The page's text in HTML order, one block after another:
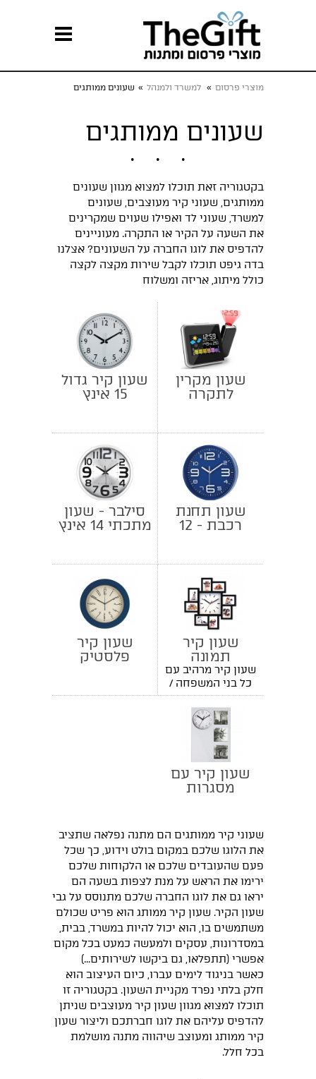
מוצרי פרסום » למשרד ולמנהל » שעונים ממותגים
שעונים ממותגים
בקטגוריה זאת תוכלו למצוא מגוון שעונים
ממותגים, שעוני קיר מעוצבים, שעונים
למשרד, שעוני לד ואפילו שעוים שמקרינים
את השעה על הקיר או התקרה. מעוניינים
להדפיס את לוגו החברה על השעונים? אצלנו
בדה גיפט תוכלו לקבל שירות מקצה לקצה
כולל מיתוג, אריזה ומשלוח
שעון מקרין
לתקרה
שעון קיר גדול
15 אינץ
שעון תחנת
רכבת - 12
סילבר - שעון
מתכתי 14 אינץ
שעון קיר
תמונה
משפחתית
שעון קיר מרהיב עם
כל בני המשפחה /
צוות עובדים ועוד
שעון קיר
פלסטיק
שעון קיר עם
מסגרות
שעוני קיר ממותגים הם מתנה נפלאה שתציב
את הלוגו שלכם במקום בולט וידוע, כך שכל
פעם שהעובדים שלכם או הלקוחות שלכם
ירימו את הראש על מנת לצפות בשעה הם
יראו גם את לוגו החברה שלכם מתנוסס על גבי
שעון הקיר. שעון קיר ממותג הוא פריט שכולם
משתמשים בו, הוא יכול להיות במשרד, בבית,
במסדרונות, עסקים ולמעשה כמעט בכל מקום
אפשרי (תתפלאו, גם ביקשו לשירותים...)
כאשר בניגוד לימים עברו, כיום העיצוב הוא
חלק בלתי נפרד מקניית השעון. בקטגוריה זו
תוכלו למצוא מגוון שעון קיר מעוצבים שניתן
להדפיס עליהם את לוגו חברתכם וליצור שעון
קיר ממותג ומעוצב שיהווה מתנה מושלמת
בכל חלל.